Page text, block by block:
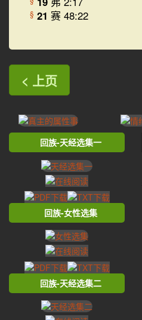
§ 21 赛 48:22
< 上页
回族-天经选集一
回族-女性选集
回族-天经选集二